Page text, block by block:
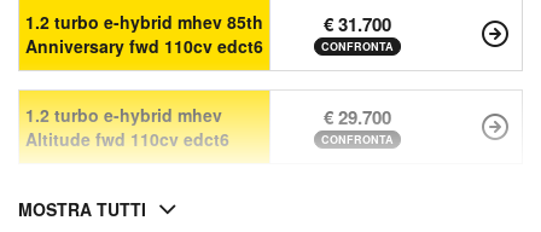
1.2 turbo e-hybrid mhev 85th
Anniversary fwd 110cv edct6
€ 31.700
CONFRONTA
1.2 turbo e-hybrid mhev
Altitude fwd 110cv edct6
€ 29.700
CONFRONTA
MOSTRA TUTTI